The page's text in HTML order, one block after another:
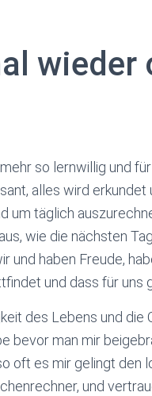
wieder
so lernwillig und
alles wird
um täglich
wie die nächsten
und haben Freude,
und dass für uns
des Lebens und
bevor man mir
oft es mir gelingt den
und